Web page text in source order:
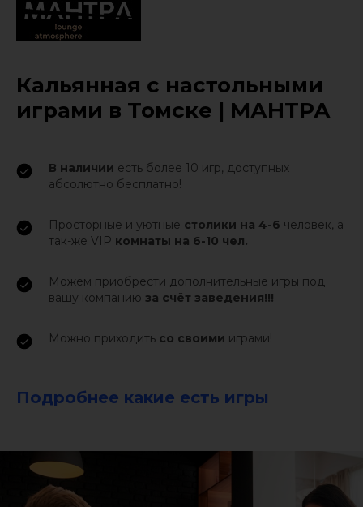
Кальянная с настольными
играми в Томске | МАНТРА
В наличии есть более 10 игр, доступных
абсолютно бесплатно!
Просторные и уютные столики на 4-6 человек, а
так-же VIP комнаты на 6-10 чел.
Можем приобрести дополнительные игры под
вашу компанию за счёт заведения!!!
Можно приходить со своими играми!
Подробнее какие есть игры